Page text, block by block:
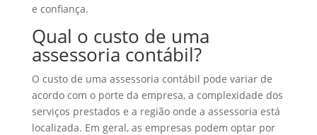
e confiança.
Qual o custo de uma
assessoria contábil?
O custo de uma assessoria contábil pode variar de
acordo com o porte da empresa, a complexidade dos
serviços prestados e a região onde a assessoria está
localizada. Em geral, as empresas podem optar por